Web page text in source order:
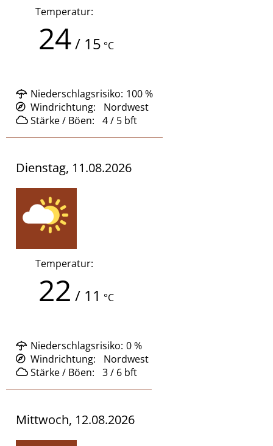
Temperatur:
24/ 15 °C
Niederschlagsrisiko: 100%
Stärke / Böen:
4 / 5 bft
Windrichtung: Nordwest
Dienstag, 11.08.2026
Temperatur:
22 / 11 °C
Niederschlagsrisiko: 0%
Stärke / Böen:
3 / 6 bft
Windrichtung: Nordwest
Mittwoch, 12.08.2026